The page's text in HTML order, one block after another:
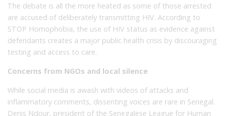
The debate is all the more heated as some of those arrested
are accused of deliberately transmitting HIV. According to
STOP Homophobia, the use of HIV status as evidence against
defendants creates a major public health crisis by discouraging
testing and access to care.
Concerns from NGOs and local silence
While social media is awash with videos of attacks and
inflammatory comments, dissenting voices are rare in Senegal.
Denis Ndour, president of the Senegalese League for Human